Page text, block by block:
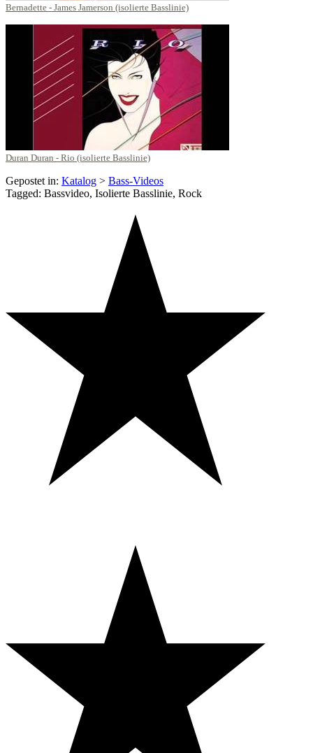
Bernadette - James Jamerson (isolierte Basslinie)
Duran Duran - Rio (isolierte Basslinie)
Gepostet in: Katalog > Bass-Videos
Tagged: Bassvideo, Isolierte Basslinie, Rock